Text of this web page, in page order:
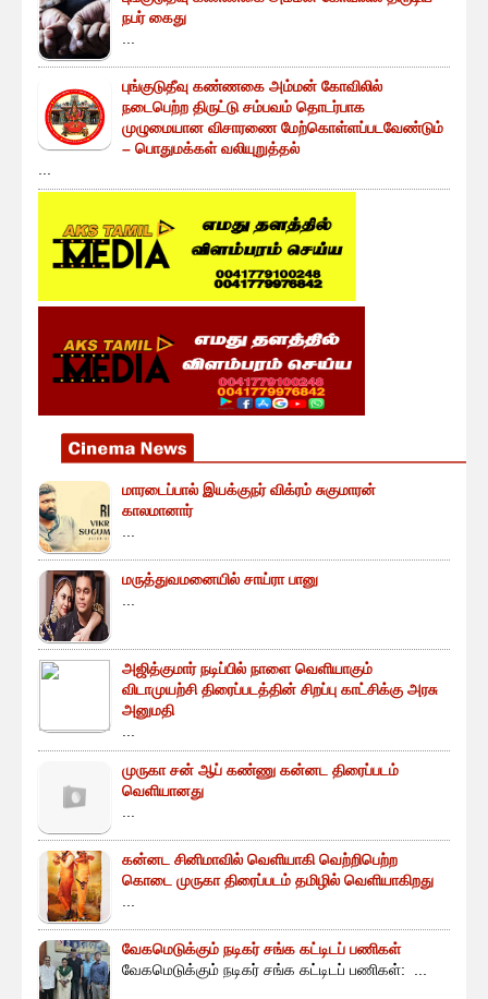
நபர் கைது
புங்குடுதீவு கண்ணகை அம்மன் கோவிலில்
நடைபெற்ற திருட்டு சம்பவம் தொடர்பாக
முழுமையான விசாரணை மேற்கொள்ளப்படவேண்டும்
– பொதுமக்கள் வலியுறுத்தல்
மாரடைப்பால் இயக்குநர் விக்ரம் சுகுமாரன்
காலமானார்
மருத்துவமனையில் சாய்ரா பானு
அஜித்குமார் நடிப்பில் நாளை வெளியாகும்
விடாமுயற்சி திரைப்படத்தின் சிறப்பு காட்சிக்கு அரசு
அனுமதி
முருகா சன் ஆப் கண்ணு கன்னட திரைப்படம்
வெளியானது
கன்னட சினிமாவில் வெளியாகி வெற்றிபெற்ற
கொடை முருகா திரைப்படம் தமிழில் வெளியாகிறது
வேகமெடுக்கும் நடிகர் சங்க கட்டிடப் பணிகள்
வேகமெடுக்கும் நடிகர் சங்க கட்டிடப் பணிகள்: ...